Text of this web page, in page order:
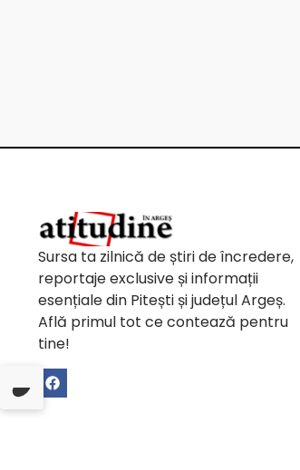
Sursa ta zilnică de știri de încredere,
reportaje exclusive și informații
esențiale din Pitești și județul Argeș.
Află primul tot ce contează pentru
tine!